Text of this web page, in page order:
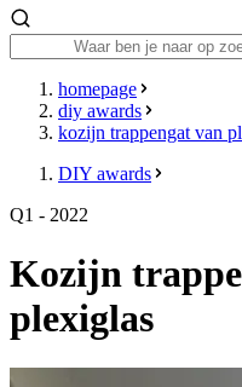
homepage
diy awards
kozijn trappengat van
DIY awards
Q1 - 2022
Kozijn
plexiglas